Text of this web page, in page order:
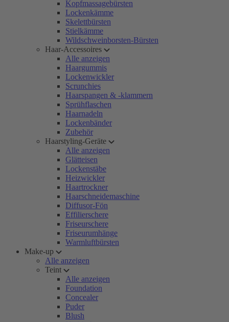
Kopfmassagebürsten
Lockenkämme
Skelettbürsten
Stielkämme
Wildschweinborsten-Bürsten
Haar-Accessoires
Alle anzeigen
Haargummis
Lockenwickler
Scrunchies
Haarspangen & -klammern
Sprühflaschen
Haarnadeln
Lockenbänder
Zubehör
Haarstyling-Geräte
Alle anzeigen
Glätteisen
Lockenstäbe
Heizwickler
Haartrockner
Haarschneidemaschine
Diffusor-Fön
Effilierschere
Friseurschere
Friseurumhänge
Warmluftbürsten
Make-up
Alle anzeigen
Teint
Alle anzeigen
Foundation
Concealer
Puder
Blush